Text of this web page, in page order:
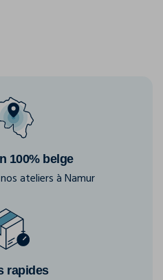
100% belge
ateliers à Namur
rapides